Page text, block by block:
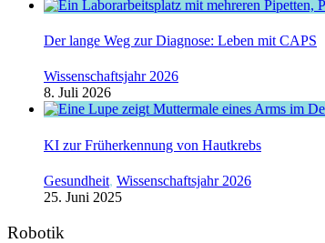
Der lange Weg zur Diagnose: Leben mit CAPS
Wissenschaftsjahr 2026
8. Juli 2026
KI zur Früherkennung von Hautkrebs
Gesundheit, Wissenschaftsjahr 2026
25. Juni 2025
Robotik